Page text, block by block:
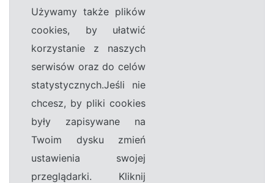
Używamy także plików
cookies, by ułatwić
korzystanie z naszych
serwisów oraz do celów
statystycznych.Jeśli nie
chcesz, by pliki cookies
były zapisywane na
Twoim dysku zmień
ustawienia swojej
przeglądarki. Kliknij